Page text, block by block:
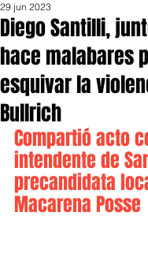
Diego Santilli,
hace malabares
esquivar la
Bullrich
29 jun 2023
Compartió acto
intendente de
precandidata
Macarena Posse